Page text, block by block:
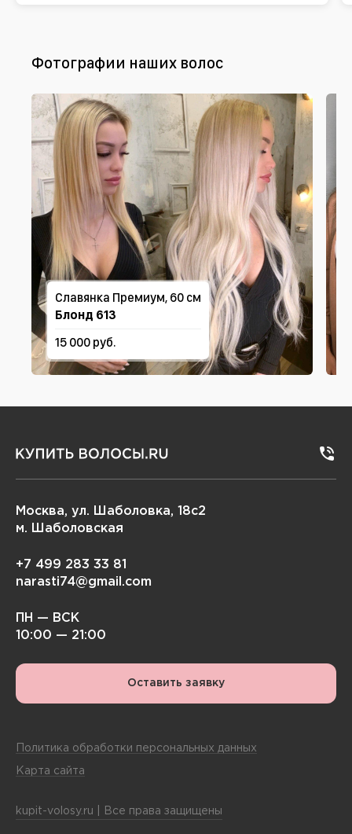
Фотографии наших волос
Славянка Премиум, 60 см
Блонд 613
15 000 руб.
Москва, ул. Шаболовка, 18с2
м. Шаболовская
+7 499 283 33 81
narasti74@gmail.com
ПН — ВСК
10:00 — 21:00
Оставить заявку
Политика обработки персональных данных
Карта сайта
kupit-volosy.ru | Все права защищены